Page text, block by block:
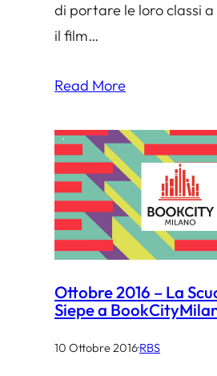
di portare le loro classi
il film…
Read More
Ottobre 2016 – La
Siepe a
10 Ottobre 2016·RBS